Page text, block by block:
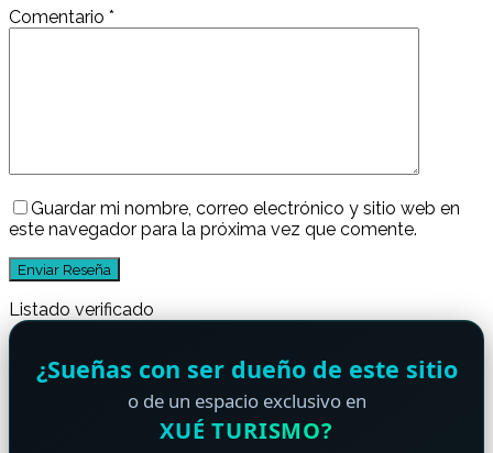
Comentario *
Guardar mi nombre, correo electrónico y sitio web en
este navegador para la próxima vez que comente.
Listado verificado
¿Sueñas con ser dueño de este sitio
o de un espacio exclusivo en
XUÉ TURISMO?